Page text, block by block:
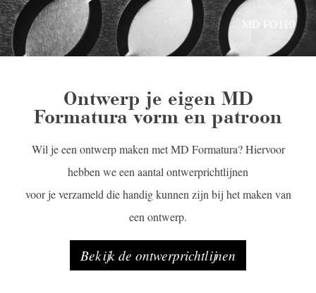
MD FO110
MD FO120
Ontwerp je eigen MD
Formatura vorm en patroon
Wil je een ontwerp maken met MD Formatura? Hiervoor
hebben we een aantal ontwerprichtlijnen
voor je verzameld die handig kunnen zijn bij het maken van
een ontwerp.
Bekijk de ontwerprichtlijnen